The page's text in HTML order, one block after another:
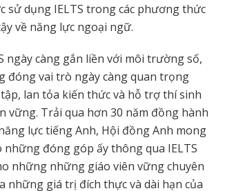
sử dụng IELTS trong các phương thức
về năng lực ngoại ngữ.
ngày càng gắn liền với môi trường số,
đóng vai trò ngày càng quan trọng
lan tỏa kiến thức và hỗ trợ thí sinh
vững. Trải qua hơn 30 năm đồng hành
lực tiếng Anh, Hội đồng Anh mong
đóng góp ấy thông qua IELTS
những những giáo viên vững chuyên
những giá trị đích thực và dài hạn của